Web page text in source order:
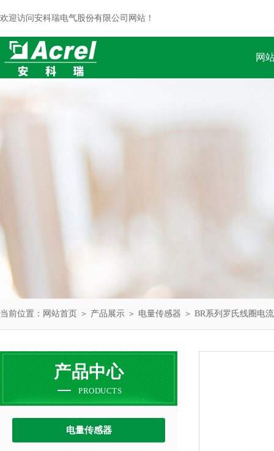
欢迎访问安科瑞电气股份有限公司网站！
网
当前位置： 网站首页 ＞ 产品展示 ＞ 电量传感器 ＞ BR系列罗氏线圈电
产品中心
PRODUCTS
电量传感器